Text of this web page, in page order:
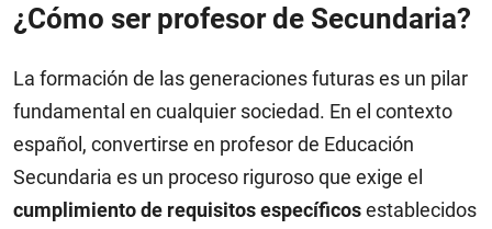
¿Cómo ser profesor de Secundaria?
La formación de las generaciones futuras es un pilar
fundamental en cualquier sociedad. En el contexto
español, convertirse en profesor de Educación
Secundaria es un proceso riguroso que exige el
cumplimiento de requisitos específicosestablecidos